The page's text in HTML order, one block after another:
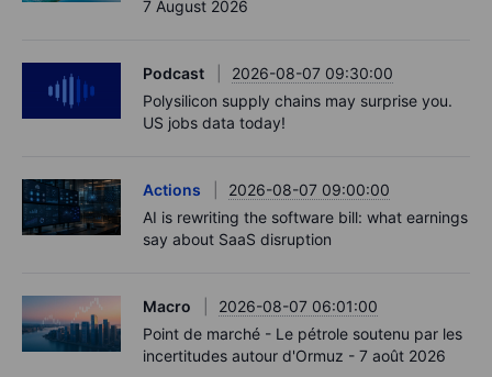
7 August 2026
Podcast
2026-08-07 09:30:00
Polysilicon supply chains may surprise you.
US jobs data today!
Actions
2026-08-07 09:00:00
AI is rewriting the software bill: what earnings
say about SaaS disruption
Macro
2026-08-07 06:01:00
Point de marché - Le pétrole soutenu par les
incertitudes autour d'Ormuz - 7 août 2026